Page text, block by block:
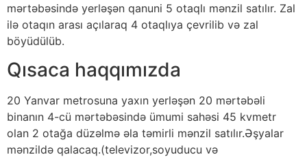
mərtəbəsində yerləşən qanuni 5 otaqlı mənzil satılır. Zal
ilə otaqın arası açılaraq 4 otaqlıya çevrilib və zal
böyüdülüb.
Qısaca haqqımızda
20 Yanvar metrosuna yaxın yerləşən 20 mərtəbəli
binanın 4-cü mərtəbəsində ümumi sahəsi 45 kvmetr
olan 2 otağa düzəlmə əla təmirli mənzil satılır.Əşyalar
mənzildə qalacaq.(televizor,soyuducu və